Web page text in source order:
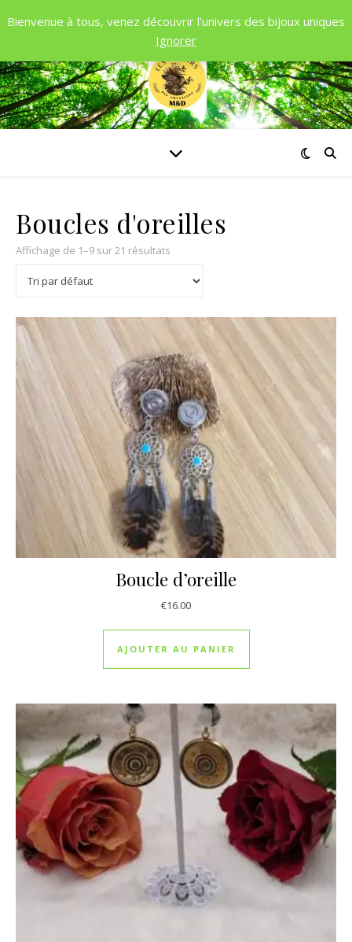
Bienvenue à tous, venez découvrir l'univers des bijoux uniques
Ignorer
Boucles d'oreilles
Affichage de 1–9 sur 21 résultats
Boucle d’oreille
€16.00
AJOUTER AU PANIER